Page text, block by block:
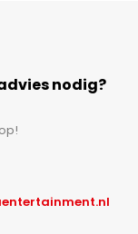
nodig?